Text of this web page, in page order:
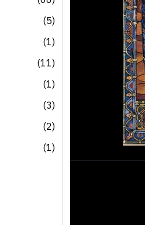
(5)
(1)
(11)
(1)
(3)
(2)
(1)